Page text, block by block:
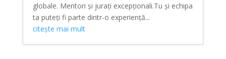
globale. Mentori și jurați excepționali.Tu și echipa
ta puteți fi parte dintr-o experiență...
citește mai mult